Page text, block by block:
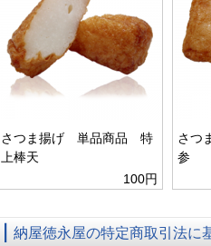
さつま揚げ 単品商品 特
上棒天
100円
さつ
参
納屋徳永屋の特定商取引法に